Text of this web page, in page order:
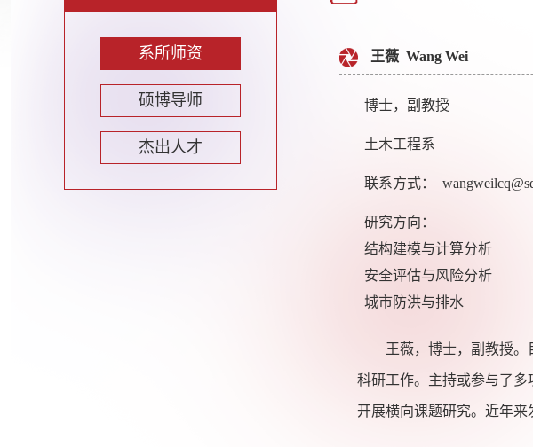
系所师资
硕博导师
杰出人才
王薇 Wang Wei
博士，副教授
土木工程系
联系方式：
研究方向：
结构建模与计算分析
安全评估与风险分析
城市防洪与排水
王薇，博士，副教授。目
科研工作。主持或参与了
开展横向课题研究。近年来